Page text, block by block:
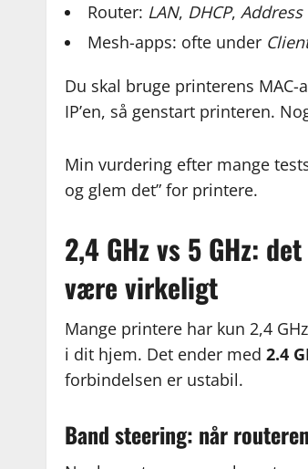
Router: LAN, DHCP,
Mesh-apps: ofte under
Du skal bruge printerens
IP’en, så genstart printeren.
Min vurdering efter mange
og glem det” for printere.
2,4 GHz vs 5 GHz:
være virkeligt
Mange printere har kun 2,4
i dit hjem. Det ender med2.4
forbindelsen er ustabil.
Band steering: når